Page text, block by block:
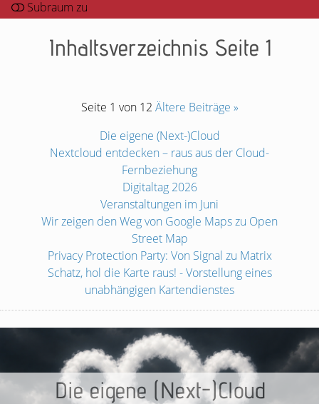
Inhaltsverzeichnis Seite 1
Seite 1 von 12 Ältere Beiträge »
Die eigene (Next-)Cloud
Nextcloud entdecken – raus aus der Cloud-
Fernbeziehung
Digitaltag 2026
Veranstaltungen im Juni
Wir zeigen den Weg von Google Maps zu Open
Street Map
Privacy Protection Party: Von Signal zu Matrix
Schatz, hol die Karte raus! - Vorstellung eines
unabhängigen Kartendienstes
Die eigene (Next-)Cloud